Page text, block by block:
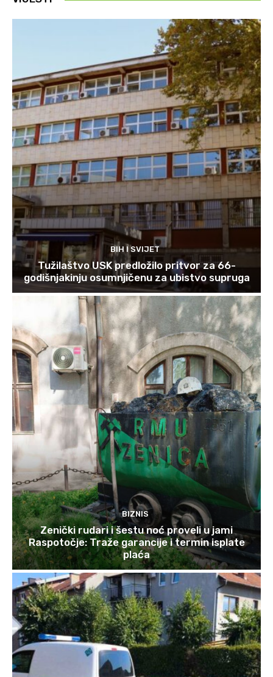
BIH I SVIJET
Tužilaštvo USK predložilo pritvor za 66-
godišnjakinju osumnjičenu za ubistvo supruga
BIZNIS
Zenički rudari i šestu noć proveli u jami
Raspotočje: Traže garancije i termin isplate
plaća